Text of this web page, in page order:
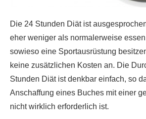
Die 24 Stunden Diät ist
eher weniger als normalerweise
sowieso eine Sportausrüstung
keine zusätzlichen Kosten an. Die
Stunden Diät ist denkbar einfach, so
Anschaffung eines Buches mit einer
nicht wirklich erforderlich ist.